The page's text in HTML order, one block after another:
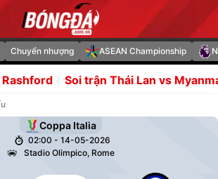
Chuyển nhượng ASEAN Championship
Soi trận Thái Lan vs Myanmar:
Coppa Italia
02:00 - 14-05-2026
Stadio Olimpico, Rome